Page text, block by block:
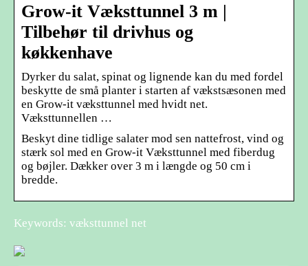
Grow-it Væksttunnel 3 m |
Tilbehør til drivhus og
køkkenhave
Dyrker du salat, spinat og lignende kan du med fordel
beskytte de små planter i starten af vækstsæsonen med
en Grow-it væksttunnel med hvidt net.
Væksttunnellen …
Beskyt dine tidlige salater mod sen nattefrost, vind og
stærk sol med en Grow-it Væksttunnel med fiberdug
og bøjler. Dækker over 3 m i længde og 50 cm i
bredde.
Keywords: væksttunnel net